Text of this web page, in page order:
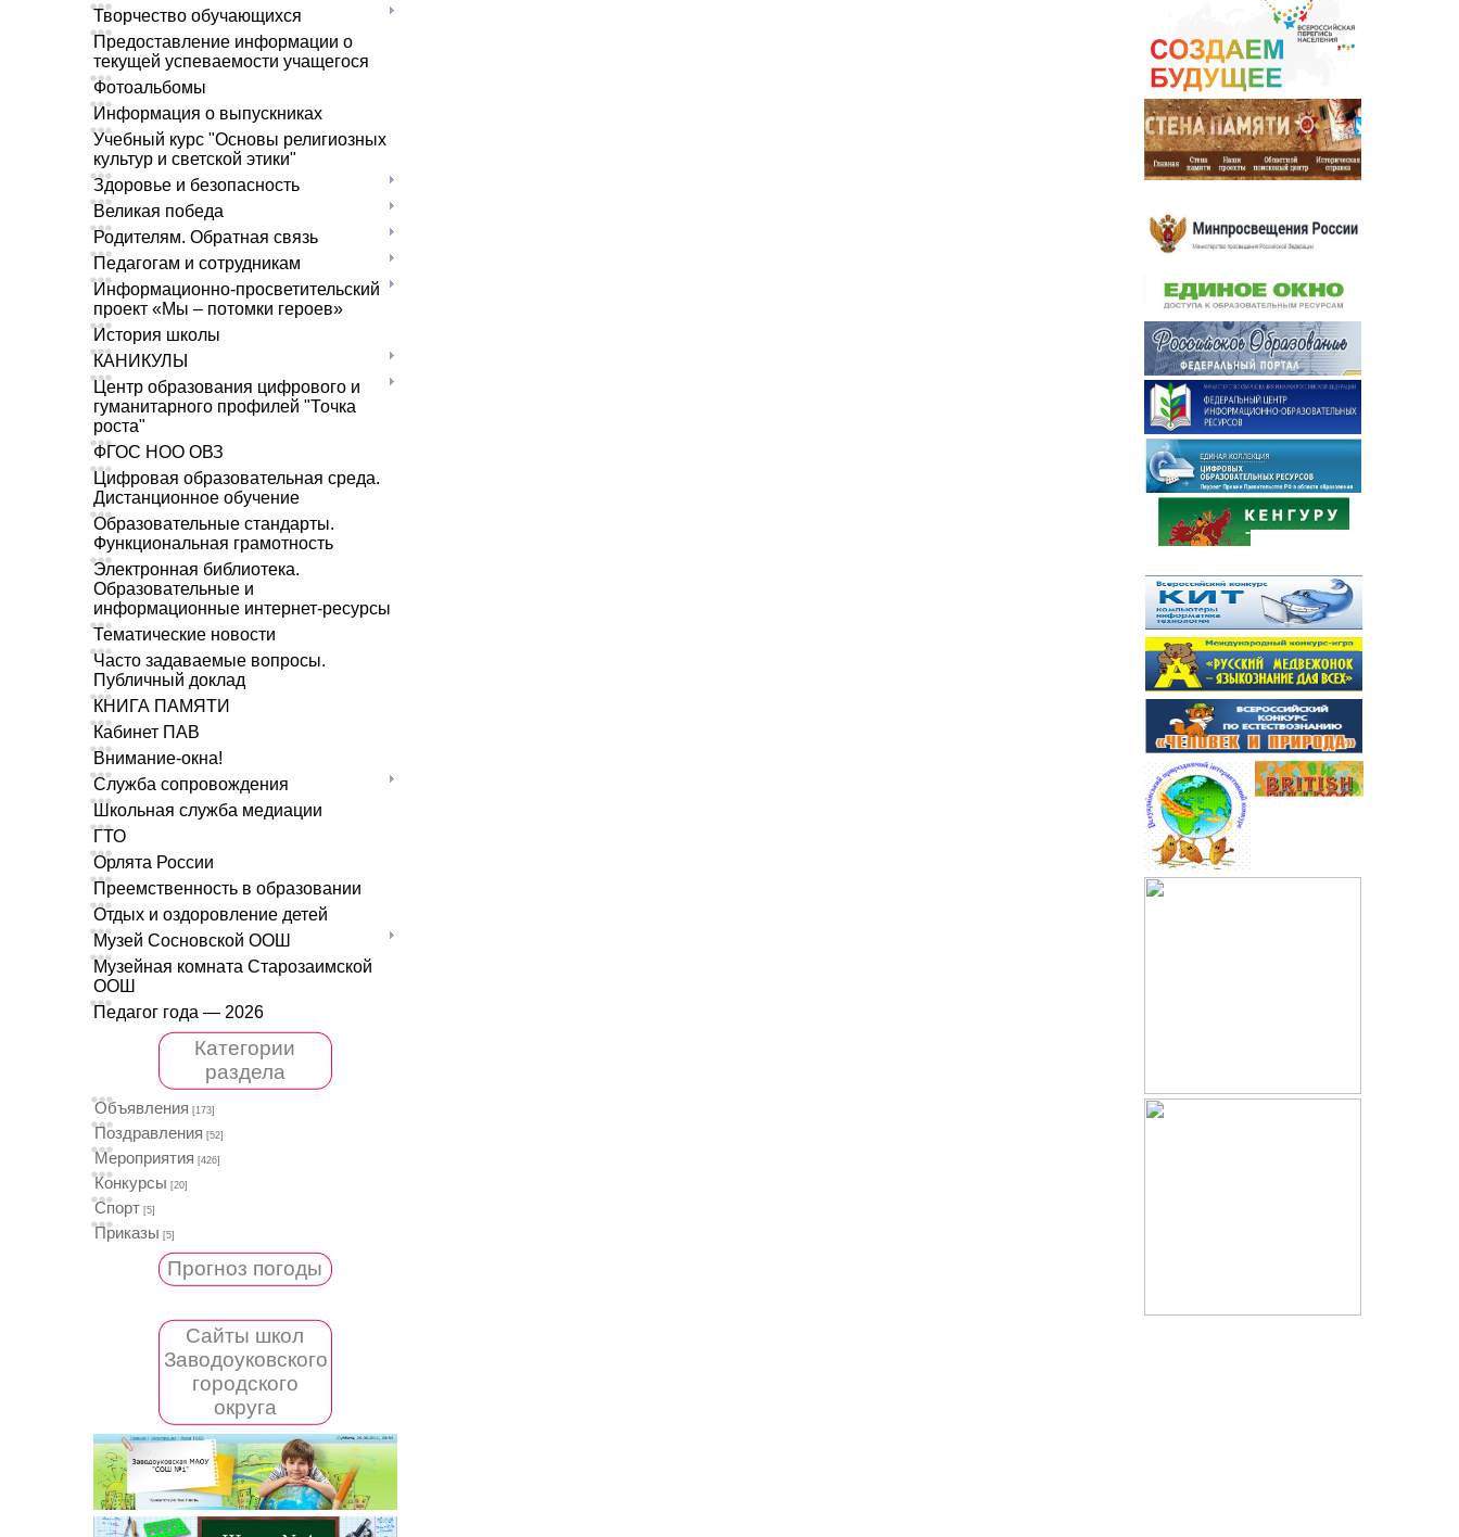
Творчество обучающихся
Предоставление информации о
текущей успеваемости учащегося
Фотоальбомы
Информация о выпускниках
Учебный курс "Основы религиозных
культур и светской этики"
Здоровье и безопасность
Великая победа
Родителям. Обратная связь
Педагогам и сотрудникам
Информационно-просветительский
проект «Мы – потомки героев»
История школы
КАНИКУЛЫ
Центр образования цифрового и
гуманитарного профилей "Точка
роста"
ФГОС НОО ОВЗ
Цифровая образовательная среда.
Дистанционное обучение
Образовательные стандарты.
Функциональная грамотность
Электронная библиотека.
Образовательные и
информационные интернет-ресурсы
Тематические новости
Часто задаваемые вопросы.
Публичный доклад
КНИГА ПАМЯТИ
Кабинет ПАВ
Внимание-окна!
Служба сопровождения
Школьная служба медиации
ГТО
Орлята России
Преемственность в образовании
Отдых и оздоровление детей
Музей Сосновской ООШ
Музейная комната Старозаимской
ООШ
Педагог года — 2026
Категории
раздела
Объявления [173]
Поздравления [52]
Мероприятия [426]
Конкурсы [20]
Спорт [5]
Приказы [5]
Прогноз погоды
Сайты школ
Заводоуковского
городского
округа